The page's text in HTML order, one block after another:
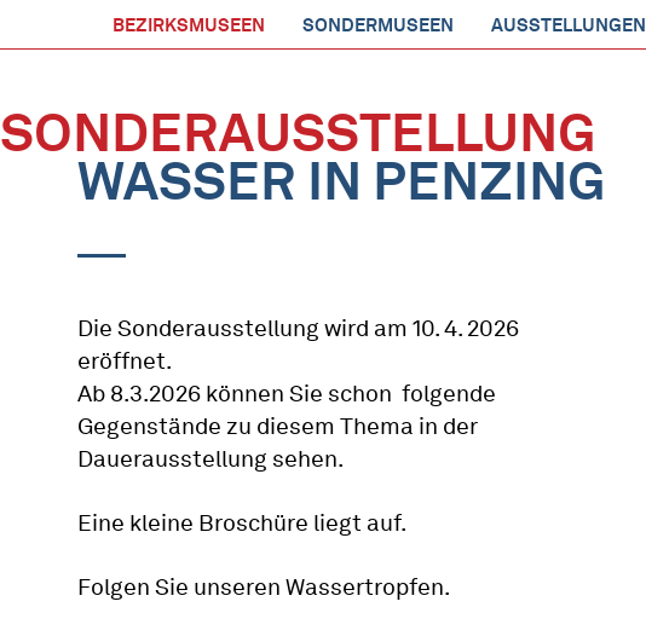
BEZIRKSMUSEEN SONDERMUSEEN AUSSTELLUNGEN
SONDERAUSSTELLUNG
WASSER IN PENZING
Die Sonderausstellung wird am 10. 4. 2026
eröffnet.
Ab 8.3.2026 können Sie schon folgende
Gegenstände zu diesem Thema in der
Dauerausstellung sehen.
Eine kleine Broschüre liegt auf.
Folgen Sie unseren Wassertropfen.